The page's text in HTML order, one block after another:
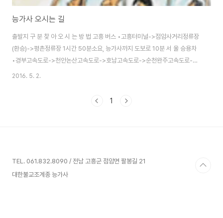
능가사 오시는 길
출발지 구 분 찾 아 오 시 는 방 법 고흥 버스 •고흥터미널->점암사거리정류장
(환승)->평촌정류장 1시간 50분소요, 능가사까지 도보로 10분 서 울 승용차
•경부고속도로->천안논산고속도로->호남고속도로->순천완주고속도로->
남해고속도로->고흥IC->점암->능가사(368Km 4시간 소요) 버 스 • 서울
회) 열 차 • 용산역에서 여수 순천행 KTX열차 이용 에서 하차 후 고흥행 버스
2016. 5. 2.
1
TEL. 061.832.8090 / 전남 고흥군 점암면 팔봉길 21
대한불교조계종 능가사